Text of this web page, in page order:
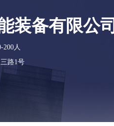
装备有限公司
200人
路1号